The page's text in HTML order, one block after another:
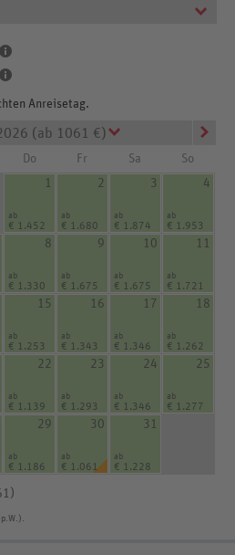
Anreisetag.
(ab 1061 €)
Do Fr Sa
So
1
ab
€ 1.452
2
ab
€ 1.680
3
ab
€ 1.874
4
ab
€ 1.953
8
ab
€ 1.330
9
ab
€ 1.675
10
ab
€ 1.675
11
ab
€ 1.721
15
ab
€ 1.253
16
ab
€ 1.343
17
ab
€ 1.346
18
ab
€ 1.262
22
ab
€ 1.139
23
ab
€ 1.293
24
ab
€ 1.346
25
ab
€ 1.277
29
ab
€ 1.186
30
ab
€ 1.061
31
ab
€ 1.228
)